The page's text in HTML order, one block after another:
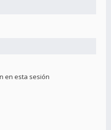
en esta sesión